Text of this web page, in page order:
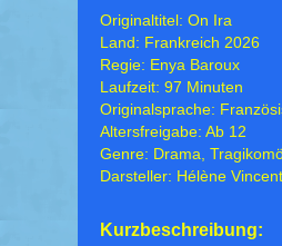
Originaltitel: On Ira
Land: Frankreich 2026
Regie: Enya Baroux
Laufzeit: 97 Minuten
Originalsprache:
Altersfreigabe: Ab 12
Genre: Drama,
Darsteller: Hélène
Kurzbeschreibung: